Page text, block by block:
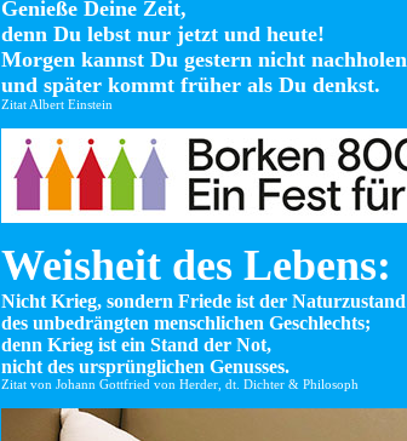
Genieße Deine Zeit,
denn Du lebst nur jetzt und heute!
Morgen kannst Du gestern nicht nachholen
und später kommt früher als Du denkst.
Zitat Albert Einstein
Weisheit des Lebens:
Nicht Krieg, sondern Friede ist der Naturzustand
des unbedrängten menschlichen Geschlechts;
denn Krieg ist ein Stand der Not,
nicht des ursprünglichen Genusses.
Zitat von Johann Gottfried von Herder, dt. Dichter & Philosoph